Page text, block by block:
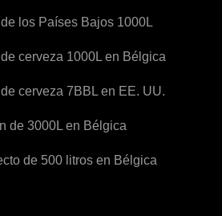
los Países Bajos 1000L
cerveza 1000L en Bélgica
cerveza 7BBL en EE. UU.
de 3000L en Bélgica
de 500 litros en Bélgica